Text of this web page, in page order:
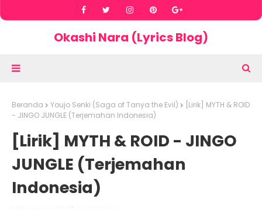
Okashi Nara (Lyrics Blog)
Beranda Youjo Senki (Saga of Tanya the Evil)
[Lirik] MYTH & ROID
- JINGO JUNGLE (Terjemahan Indonesia)
[Lirik] MYTH & ROID - JINGO
JUNGLE (Terjemahan
Indonesia)